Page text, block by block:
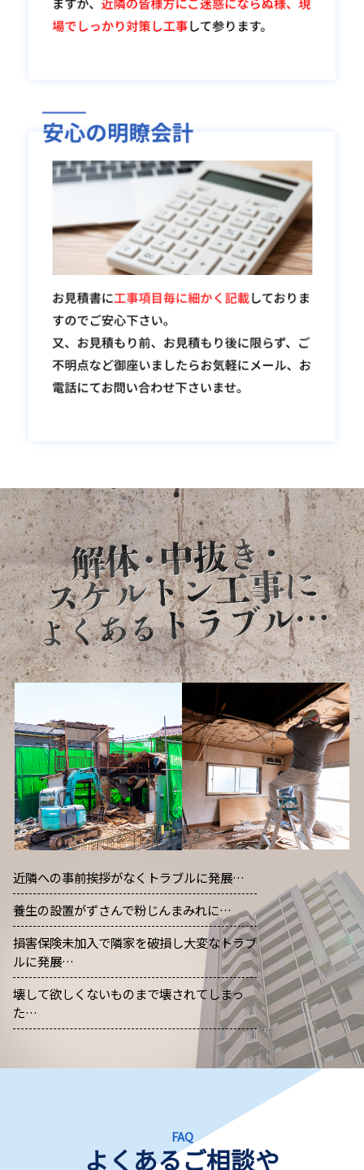
近隣への事前挨拶がなくトラブルに発展…
養生の設置がずさんで粉じんまみれに…
損害保険未加入で隣家を破損し大変なトラブ
ルに発展…
壊して欲しくないものまで壊されてしまっ
た…
FAQ
よくあるご相談や